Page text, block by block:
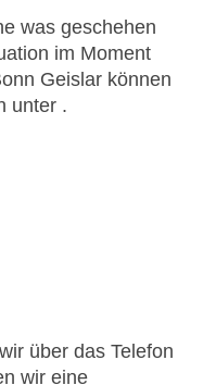
was geschehen
im Moment
Geislar können
unter .
über das Telefon
wir eine